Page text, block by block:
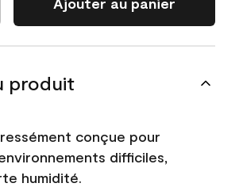
produit
conçue pour
difficiles,
humidité.